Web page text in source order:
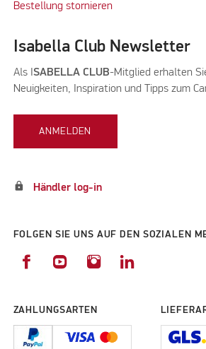
Bestellung stornieren
Isabella Club Newsletter
Als ISABELLA CLUB-Mitglied erhalten
Neuigkeiten, Inspiration und Tipps zum
ANMELDEN
lock Händler log-in
FOLGEN SIE UNS AUF DEN SOZIALEN
ZAHLUNGSARTEN